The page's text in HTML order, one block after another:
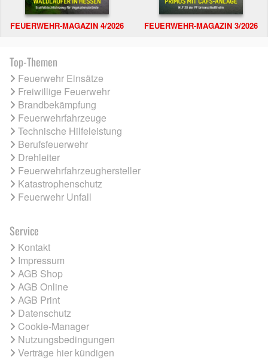
FEUERWEHR-MAGAZIN 4/2026 FEUERWEHR-MAGAZIN 3/2026
Top-Themen
Feuerwehr Einsätze
Freiwillige Feuerwehr
Brandbekämpfung
Feuerwehrfahrzeuge
Technische Hilfeleistung
Berufsfeuerwehr
Drehleiter
Feuerwehrfahrzeughersteller
Katastrophenschutz
Feuerwehr Unfall
Service
Kontakt
Impressum
AGB Shop
AGB Online
AGB Print
Datenschutz
Cookie-Manager
Nutzungsbedingungen
Verträge hier kündigen